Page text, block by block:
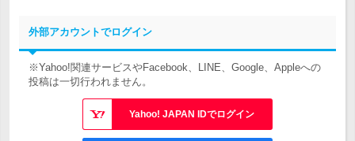
外部アカウントでログイン
※Yahoo!関連サービスやFacebook、LINE、Google、Appleへの
投稿は一切行われません。
Yahoo! JAPAN IDでログイン